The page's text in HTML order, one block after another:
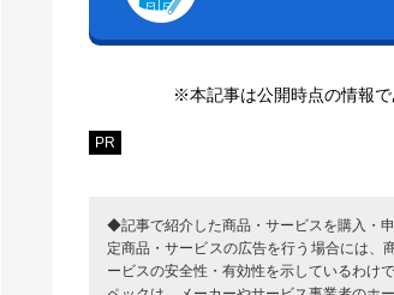
※本記事は公開時点の情報で
PR
◆記事で紹介した商品・サービスを購入・
定商品・サービスの広告を行う場合には
ービスの安全性・有効性を示しているわけ